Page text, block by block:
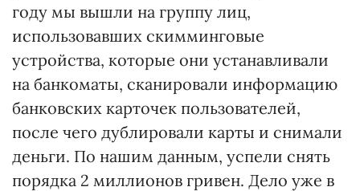
году мы вышли на группу лиц,
использовавших скимминговые
устройства, которые они устанавливали
на банкоматы, сканировали информацию
банковских карточек пользователей,
после чего дублировали карты и снимали
деньги. По нашим данным, успели снять
порядка 2 миллионов гривен. Дело уже в